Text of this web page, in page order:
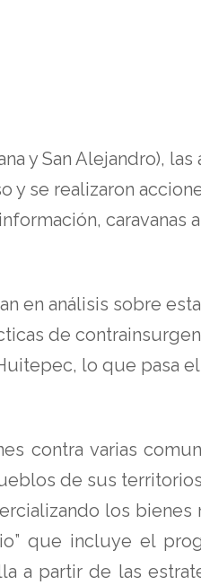
y San Alejandro), las
y se realizaron
caravanas
en análisis sobre esta
de
lo que pasa
contra varias
de sus
los bienes
que incluye el
a partir de las